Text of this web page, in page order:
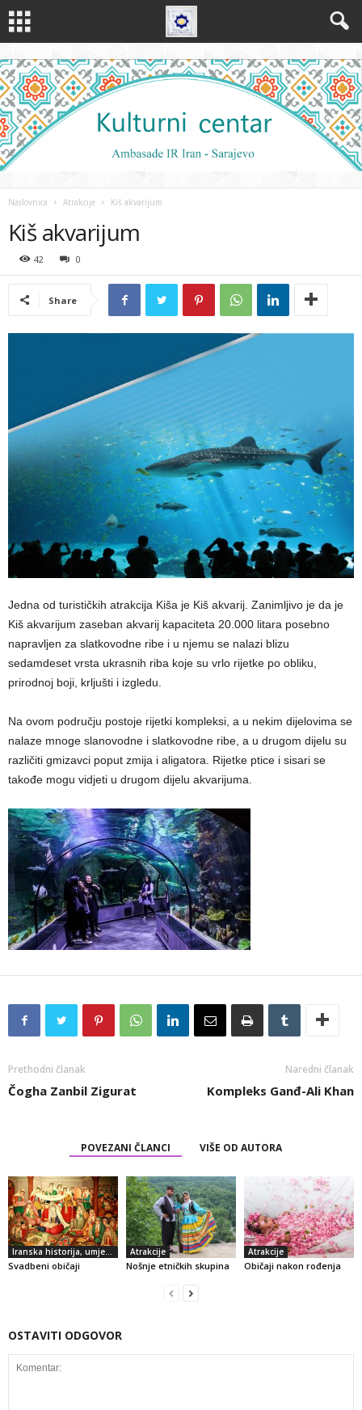
Naslovnica Atrakcije Kiš akvarijum
Kiš akvarijum
42 0
Share
Jedna od turističkih atrakcija Kiša je Kiš akvarij. Zanimljivo je da je
Kiš akvarijum zaseban akvarij kapaciteta 20.000 litara posebno
napravljen za slatkovodne ribe i u njemu se nalazi blizu
sedamdeset vrsta ukrasnih riba koje su vrlo rijetke po obliku,
prirodnoj boji, krljušti i izgledu.
Na ovom području postoje rijetki kompleksi, a u nekim dijelovima se
nalaze mnoge slanovodne i slatkovodne ribe, a u drugom dijelu su
različiti gmizavci poput zmija i aligatora. Rijetke ptice i sisari se
takođe mogu vidjeti u drugom dijelu akvarijuma.
Prethodni članak
Čogha Zanbil Zigurat
Naredni članak
Kompleks Ganđ-Ali Khan
POVEZANI ČLANCI VIŠE OD AUTORA
Iranska historija, umjetnost i kultura
Svadbeni običaji
Atrakcije
Nošnje etničkih skupina
Atrakcije
Običaji nakon rođenja
OSTAVITI ODGOVOR